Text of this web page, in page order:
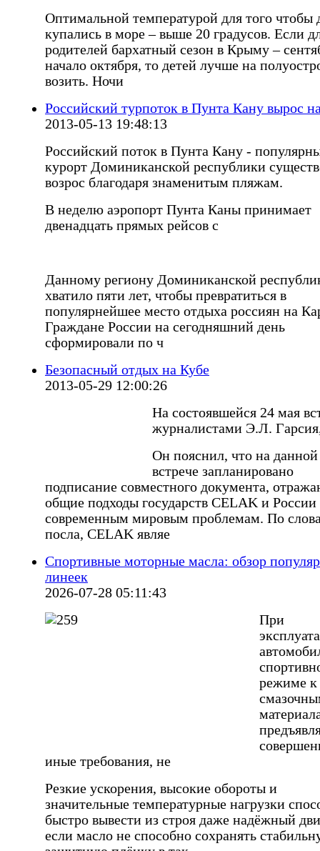
Оптимальной температурой для того чтобы
купались в море – выше 20 градусов. Если
родителей бархатный сезон в Крыму –
начало октября, то детей лучше на
возить. Ночи
Российский турпоток в Пунта Кану вырос
2013-05-13 19:48:13
Российский поток в Пунта Кану -
курорт Доминиканской республики
возрос благодаря знаменитым пляжам.
В неделю аэропорт Пунта Каны принимает
двенадцать прямых рейсов с
Данному региону Доминиканской
хватило пяти лет, чтобы превратиться в
популярнейшее место отдыха россиян на
Граждане России на сегодняшний день
сформировали по ч
Безопасный отдых на Кубе
2013-05-29 12:00:26
На состоявшейся 24 мая
журналистами Э.Л.
Он пояснил, что на данной
встрече запланировано
подписание совместного документа,
общие подходы государств CELAK и России
современным мировым проблемам. По
посла, CELAK являе
Спортивные моторные масла: обзор
линеек
2026-07-28 05:11:43
При
режиме к
иные требования, не
Резкие ускорения, высокие обороты и
значительные температурные нагрузки
быстро вывести из строя даже надёжный
если масло не способно сохранять